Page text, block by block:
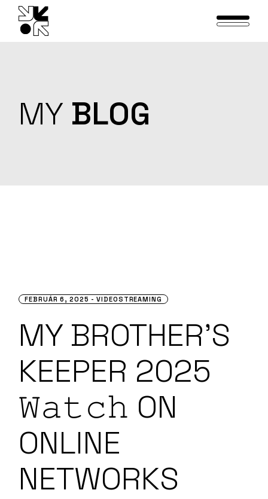
content
MY BLOG
FEBRUÁR 6, 2025 VIDEOSTREAMING
MY BROTHER’S
KEEPER 2025
𝚆𝚊𝚝𝚌𝚑 ON
ONLINE
NETWORKS